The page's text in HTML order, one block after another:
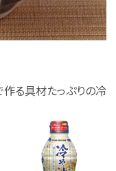
る具材たっぷりの冷